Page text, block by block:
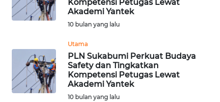
Kompetensi Petugas Lewat
Akademi Yantek
10 bulan yang lalu
Utama
PLN Sukabumi Perkuat Budaya
Safety dan Tingkatkan
Kompetensi Petugas Lewat
Akademi Yantek
10 bulan yang lalu
TAPANULI
SELATAN
TANJUNG
LESUNG
WN